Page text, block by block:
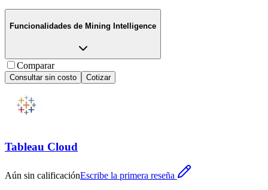
Funcionalidades de Mining Intelligence
Comparar
Consultar sin costo Cotizar
Tableau Cloud
Aún sin calificaciónEscribe la primera reseña